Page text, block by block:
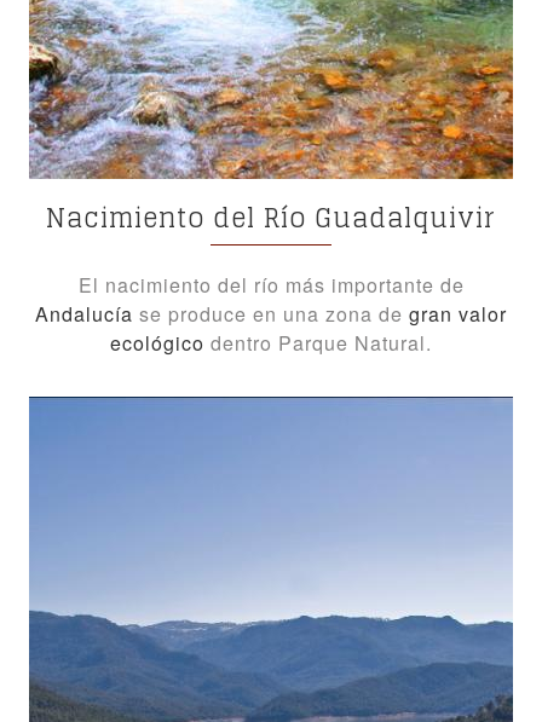
Nacimiento del Río Guadalquivir
El nacimiento del río más importante de
Andalucía se produce en una zona de gran valor
ecológico dentro Parque Natural.